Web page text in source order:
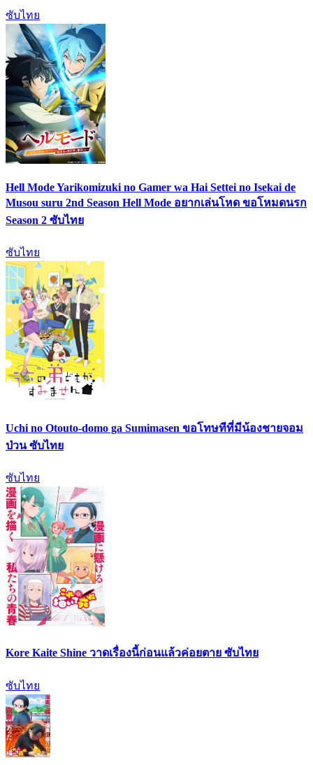
ซับไทย
Hell Mode Yarikomizuki no Gamer wa Hai Settei no Isekai de
Musou suru 2nd Season Hell Mode อยากเล่นโหด ขอโหมดนรก
Season 2 ซับไทย
ซับไทย
Uchi no Otouto-domo ga Sumimasen ขอโทษทีที่มีน้องชายจอม
ป่วน ซับไทย
ซับไทย
Kore Kaite Shine วาดเรื่องนี้ก่อนแล้วค่อยตาย ซับไทย
ซับไทย